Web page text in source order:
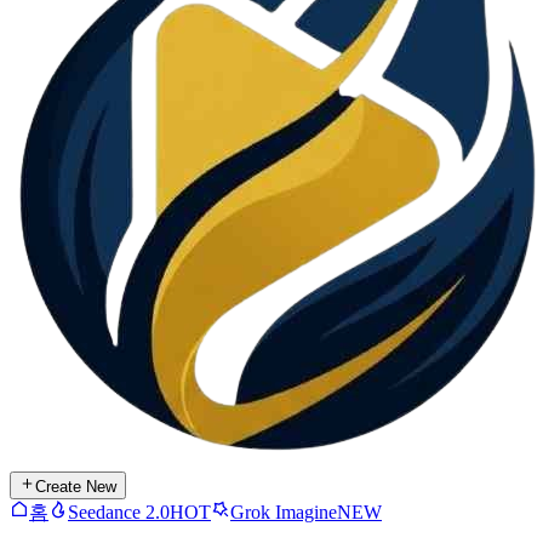
Create New
홈 Seedance 2.0HOT Grok ImagineNEW